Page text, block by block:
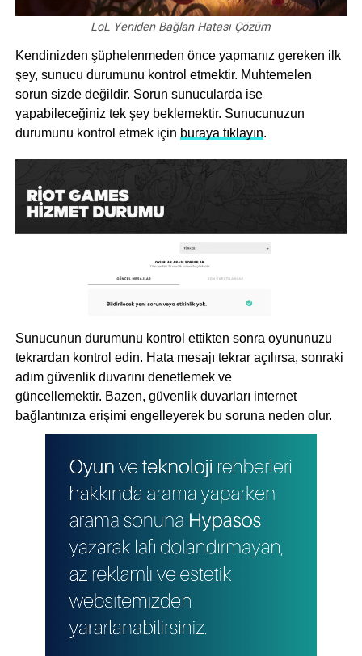
LoL Yeniden Bağlan Hatası Çözüm
Kendinizden şüphelenmeden önce yapmanız gereken ilk
şey, sunucu durumunu kontrol etmektir. Muhtemelen
sorun sizde değildir. Sorun sunucularda ise
yapabileceğiniz tek şey beklemektir. Sunucunuzun
durumunu kontrol etmek için buraya tıklayın.
Sunucunun durumunu kontrol ettikten sonra oyununuzu
tekrardan kontrol edin. Hata mesajı tekrar açılırsa, sonraki
adım güvenlik duvarını denetlemek ve
güncellemektir. Bazen, güvenlik duvarları internet
bağlantınıza erişimi engelleyerek bu soruna neden olur.